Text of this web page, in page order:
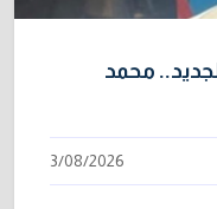
محمد
3/08/2026